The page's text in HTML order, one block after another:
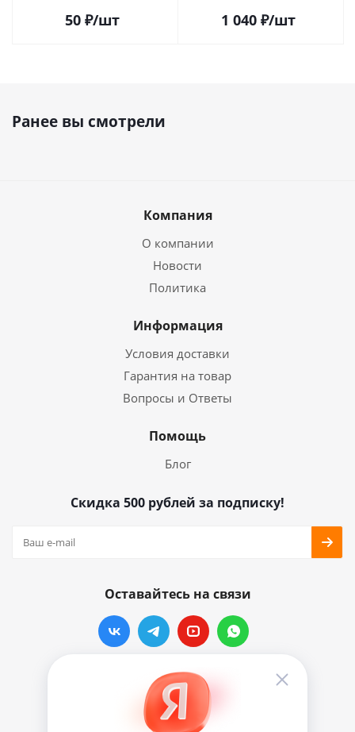
50 ₽/шт 1 040₽/шт
Ранее вы смотрели
Компания
О компании
Новости
Политика
Информация
Условия доставки
Гарантия на товар
Вопросы и Ответы
Помощь
Блог
Скидка 500 рублей за подписку!
Оставайтесь на связи
Наши контакты
info@vinylmarkt.ru